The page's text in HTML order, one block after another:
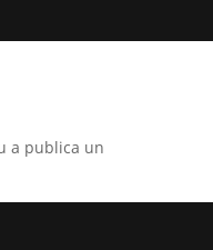
a publica un